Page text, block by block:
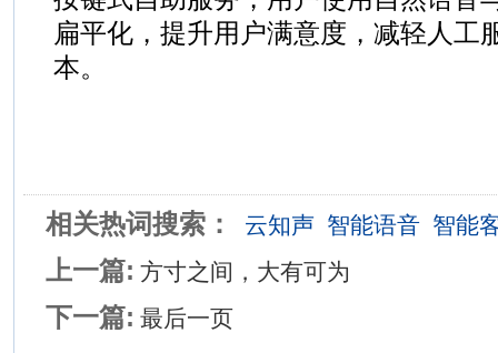
扁平化，提升用户满意度，减轻人工
本。
相关热词搜索： 云知声 智能语音 智能
上一篇: 方寸之间，大有可为
下一篇: 最后一页